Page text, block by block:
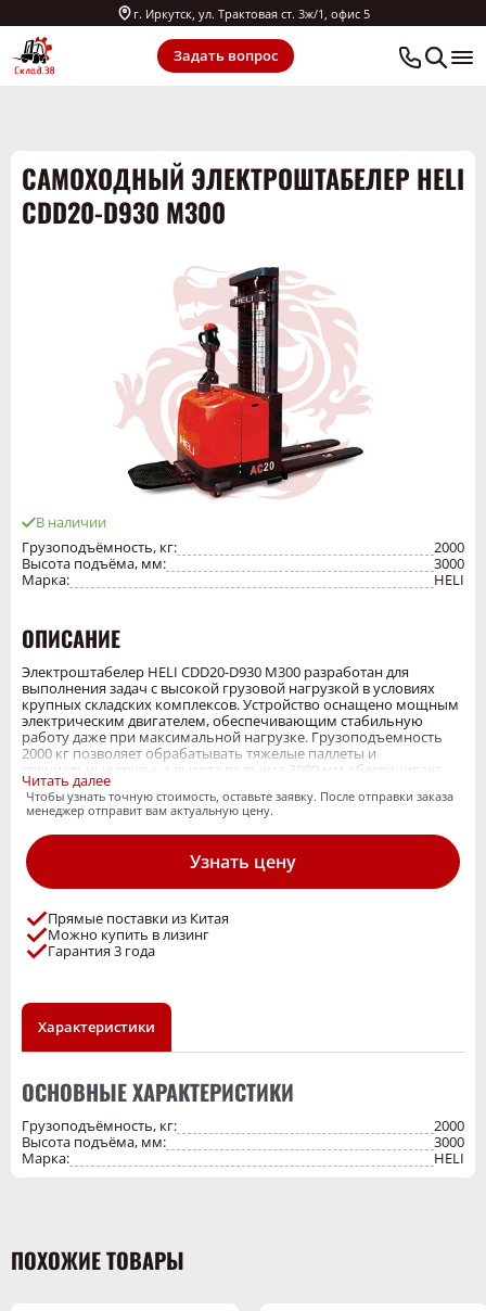
г. Иркутск, ул. Трактовая ст. 3ж/1, офис 5
Задать вопрос
САМОХОДНЫЙ ЭЛЕКТРОШТАБЕЛЕР HELI
CDD20-D930 M300
В наличии
Грузоподъёмность, кг:
2000
Высота подъёма, мм:
3000
Марка:
HELI
ОПИСАНИЕ
Электроштабелер HELI CDD20-D930 M300 разработан для
выполнения задач с высокой грузовой нагрузкой в условиях
крупных складских комплексов. Устройство оснащено мощным
электрическим двигателем, обеспечивающим стабильную
работу даже при максимальной нагрузке. Грузоподъемность
2000 кг позволяет обрабатывать тяжелые паллеты и
специальные грузы, а высота подъема 3000 мм обеспечивает
доступ к верхним уровням стеллажей. Система управления с
цифровым дисплеем обеспечивает точное позиционирование и
контроль скорости движения. Компактные габариты и низкая
высота прохода позволяют работать в условиях плотной
компоновки складских помещений. Эргономичная кабина с
регулируемым сиденьем и системой вентиляции снижает
усталость оператора при длительных сменах. Система
аккумулятора и снижает энергопотребление. Усиленная
конструкция шасси и защита от перегрузки гарантируют
устойчивость и безопасность при работе с тяжелыми грузами.
Погрузчик соответствует требованиям безопасности для работы
грузов.
Читать далее
Чтобы узнать точную стоимость, оставьте заявку. После отправки заказа
менеджер отправит вам актуальную цену.
Узнать цену
Прямые поставки из Китая
Можно купить в лизинг
Гарантия 3 года
Характеристики
ОСНОВНЫЕ ХАРАКТЕРИСТИКИ
Грузоподъёмность, кг:
2000
Высота подъёма, мм:
3000
Марка:
HELI
ПОХОЖИЕ ТОВАРЫ